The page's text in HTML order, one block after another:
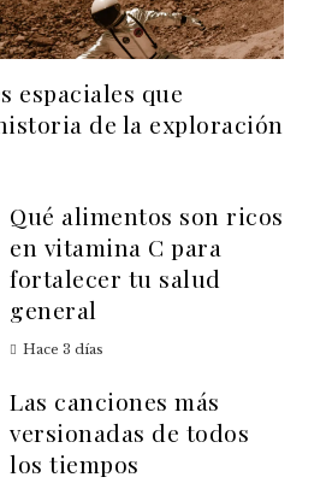
espaciales que
de la exploración
Qué alimentos son ricos
en vitamina C para
fortalecer tu salud
general
Hace 3 días
Las canciones más
versionadas de todos
los tiempos